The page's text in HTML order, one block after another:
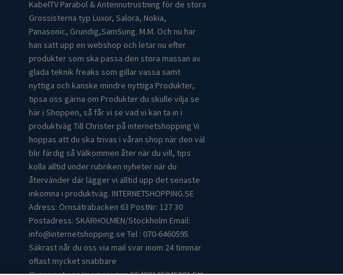
KabelTV Parabol & Antennutrustning för de stora
Grossisterna typ Luxor, Salora, Nokia,
Panasonic, Grundig,SamSung. M.M. Och nu har
han satt upp en webshop och letar nu efter
produkter som ska passa den stora massan av
glada teknik freaks som gillar vassa samt
nyttiga och kanske mindre nyttiga Produkter,
tipsa oss gärna om Produkter du skulle vilja se
här i Shoppen, så får vi se vad vi kan ta in i
produktväg Till Christer på internetshopping Vi
hoppas att du ska trivas i våran shop när den väl
blir färdig så Välkommen åter när du vill, tips
kolla alltid under rubriken nyheter när du
återvänder där lägger vi alltid upp det senaste
inkomna i produktväg. INTERNETSHOPPING.SE
Adress: Örnsätrabacken 63 PostNr: 127 30
Postadress: SKÄRHOLMEN/Stockholm Email:
info@internetshopping.se Tel : 070-6460595
Säkrast når du oss via mail svar inom 24 timmar
oftast mycket snabbare